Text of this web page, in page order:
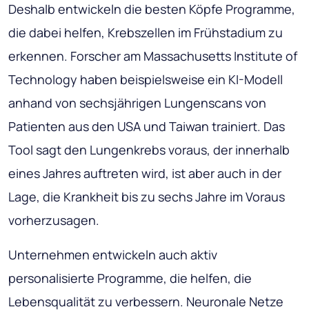
Deshalb entwickeln die besten Köpfe Programme,
die dabei helfen, Krebszellen im Frühstadium zu
erkennen. Forscher am Massachusetts Institute of
Technology haben beispielsweise ein KI-Modell
anhand von sechsjährigen Lungenscans von
Patienten aus den USA und Taiwan trainiert. Das
Tool sagt den Lungenkrebs voraus, der innerhalb
eines Jahres auftreten wird, ist aber auch in der
Lage, die Krankheit bis zu sechs Jahre im Voraus
vorherzusagen.
Unternehmen entwickeln auch aktiv
personalisierte Programme, die helfen, die
Lebensqualität zu verbessern. Neuronale Netze